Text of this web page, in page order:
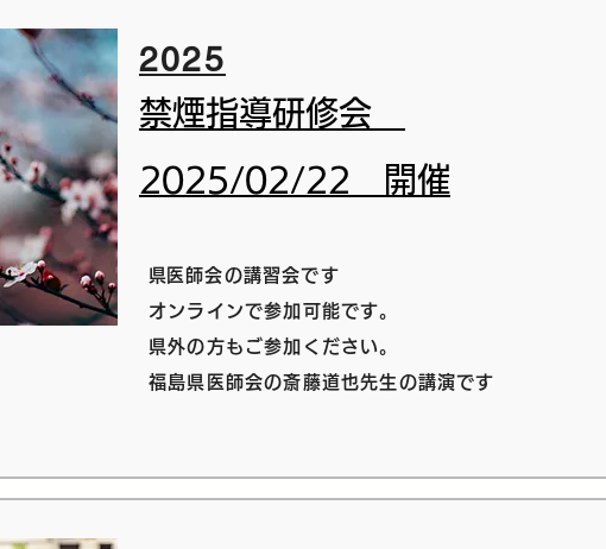
2025
禁煙指導研修会
2025/02/22 開催
​県医師会の講習会です
オンラインで参加可能です。
県外の方もご参加ください。
​福島県医師会の斎藤道也先生の講演です